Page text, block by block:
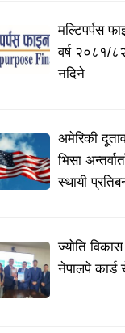
मल्टिपर्पस
वर्ष २०८१/
नदिने
अमेरिकी
भिसा
स्थायी
ज्योति
नेपालपे कार्ड